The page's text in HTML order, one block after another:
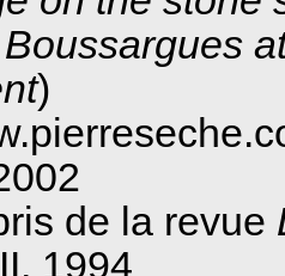
)
de la revue
1994